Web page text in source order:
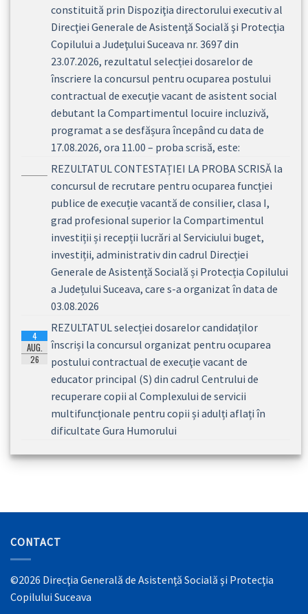
constituită prin Dispoziţia directorului executiv al
Direcţiei Generale de Asistenţă Socială şi Protecţia
Copilului a Judeţului Suceava nr. 3697 din
23.07.2026, rezultatul selecției dosarelor de
înscriere la concursul pentru ocuparea postului
contractual de execuţie vacant de asistent social
debutant la Compartimentul locuire incluzivă,
programat a se desfășura începând cu data de
17.08.2026, ora 11.00 – proba scrisă, este:
REZULTATUL CONTESTAȚIEI LA PROBA SCRISĂ la
concursul de recrutare pentru ocuparea funcției
publice de execuție vacantă de consilier, clasa I,
grad profesional superior la Compartimentul
investiții și recepții lucrări al Serviciului buget,
investiții, administrativ din cadrul Direcției
Generale de Asistență Socială și Protecția Copilului
a Județului Suceava, care s-a organizat în data de
03.08.2026
4
AUG.
26
REZULTATUL selecției dosarelor candidaților
înscriși la concursul organizat pentru ocuparea
postului contractual de execuţie vacant de
educator principal (S) din cadrul Centrului de
recuperare copii al Complexului de servicii
multifuncționale pentru copii și adulți aflați în
dificultate Gura Humorului
CONTACT
©2026 Direcţia Generală de Asistenţă Socială şi Protecţia
Copilului Suceava